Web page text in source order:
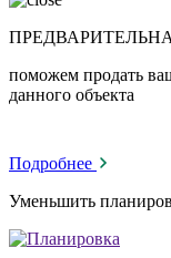
поможем продать
данного объекта
Подробнее
Уменьшить